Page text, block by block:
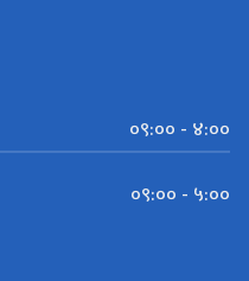
०९:०० - ४:००
०९:०० - ५:००